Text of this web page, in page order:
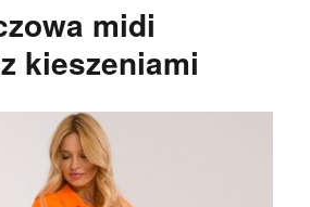
midi
kieszeniami